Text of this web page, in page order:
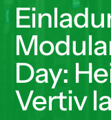
Day:
Vertiv